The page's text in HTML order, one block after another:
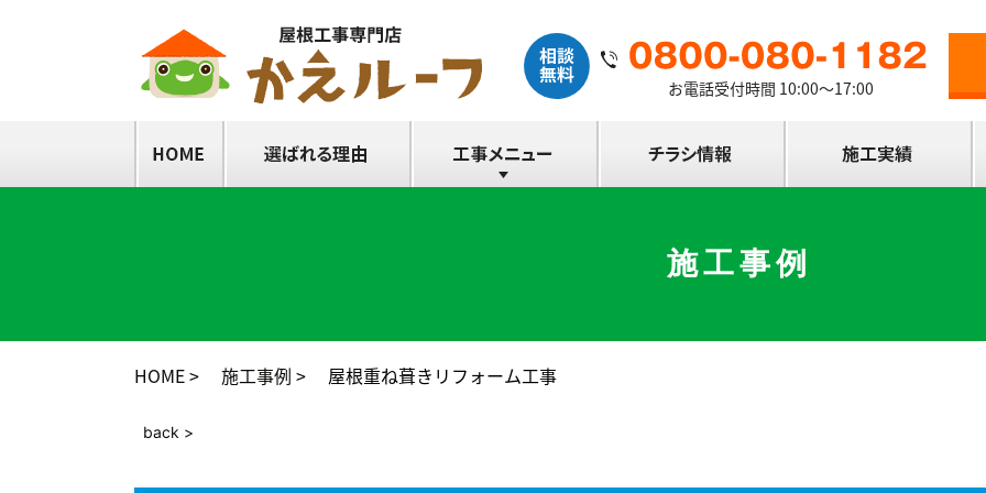
お電話受付時間 10:00～17:00
施工事例
HOME 施工事例 屋根重ね葺きリフォーム工事
back >